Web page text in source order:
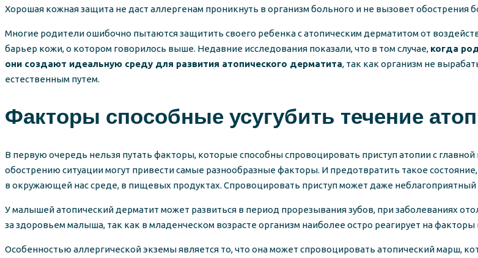
Хорошая кожная защита не даст аллергенам проникнуть в организм больного и не вызовет обострения
Многие родители ошибочно пытаются защитить своего ребенка с атопическим дерматитом от
барьер кожи, о котором говорилось выше. Недавние исследования показали, что в том случае, когда
они создают идеальную среду для развития атопического дерматита, так как организм не
естественным путем.
Факторы способные усугубить течение
В первую очередь нельзя путать факторы, которые способны спровоцировать приступ атопии с
обострению ситуации могут привести самые разнообразные факторы. И предотвратить такое
в окружающей нас среде, в пищевых продуктах. Спровоцировать приступ может даже
У малышей атопический дерматит может развиться в период прорезывания зубов, при заболеваниях
за здоровьем малыша, так как в младенческом возрасте организм наиболее остро реагирует на
Особенностью аллергической экземы является то, что она может спровоцировать атопический марш,